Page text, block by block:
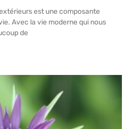
est une composante
Avec la vie moderne qui nous
de